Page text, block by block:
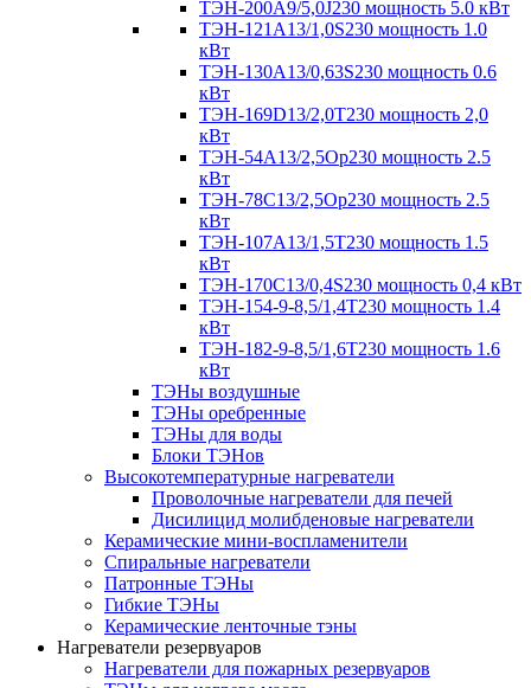
ТЭН-200А9/5,0J230 мощность 5.0 кВт
ТЭН-121А13/1,0S230 мощность 1.0
кВт
ТЭН-130А13/0,63S230 мощность 0.6
кВт
ТЭН-169D13/2,0T230 мощность 2,0
кВт
ТЭН-54А13/2,5Ор230 мощность 2.5
кВт
ТЭН-78С13/2,5Ор230 мощность 2.5
кВт
ТЭН-107А13/1,5Т230 мощность 1.5
кВт
ТЭН-170C13/0,4S230 мощность 0,4 кВт
ТЭН-154-9-8,5/1,4Т230 мощность 1.4
кВт
ТЭН-182-9-8,5/1,6Т230 мощность 1.6
кВт
ТЭНы воздушные
ТЭНы оребренные
ТЭНы для воды
Блоки ТЭНов
Высокотемпературные нагреватели
Проволочные нагреватели для печей
Дисилицид молибденовые нагреватели
Керамические мини-воспламенители
Спиральные нагреватели
Патронные ТЭНы
Гибкие ТЭНы
Керамические ленточные тэны
Нагреватели резервуаров
Нагреватели для пожарных резервуаров